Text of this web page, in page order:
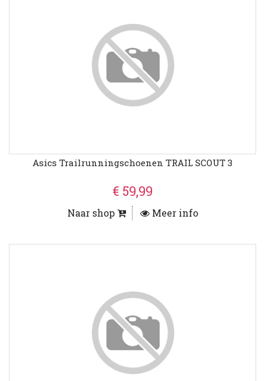
Asics Trailrunningschoenen TRAIL SCOUT 3
€ 59,99
Naar shop Meer info